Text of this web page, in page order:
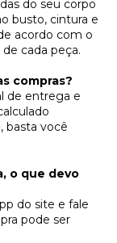
do seu corpo
busto, cintura e
acordo com o
cada peça.
compras?
de entrega e
basta você
o que devo
do site e fale
pode ser